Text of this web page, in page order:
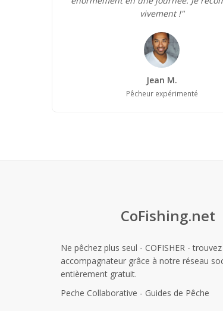
vivement !"
Jean M.
Pêcheur expérimenté
CoFishing.net
Ne pêchez plus seul - COFISHER -
accompagnateur grâce à notre réseau
entièrement gratuit.
Peche Collaborative - Guides de Pêche